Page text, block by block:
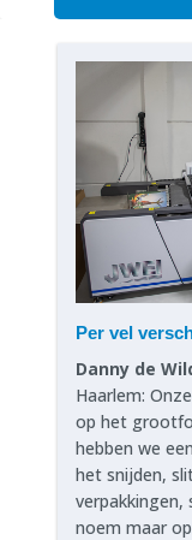
Per vel
Danny de
Haarlem:
op het
hebben we
het snijden,
verpakkingen,
noem maar